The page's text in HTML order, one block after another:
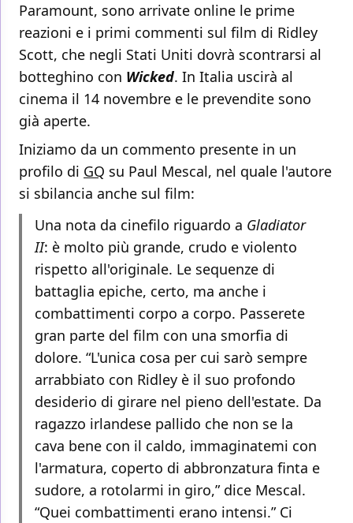
Paramount, sono arrivate online le prime
reazioni e i primi commenti sul film di Ridley
Scott, che negli Stati Uniti dovrà scontrarsi al
botteghino con Wicked. In Italia uscirà al
cinema il 14 novembre e le prevendite sono
già aperte.
Iniziamo da un commento presente in un
profilo di GQ su Paul Mescal, nel quale l'autore
si sbilancia anche sul film:
Una nota da cinefilo riguardo a Gladiator
II: è molto più grande, crudo e violento
rispetto all'originale. Le sequenze di
battaglia epiche, certo, ma anche i
combattimenti corpo a corpo. Passerete
gran parte del film con una smorfia di
dolore. “L'unica cosa per cui sarò sempre
arrabbiato con Ridley è il suo profondo
desiderio di girare nel pieno dell'estate. Da
ragazzo irlandese pallido che non se la
cava bene con il caldo, immaginatemi con
l'armatura, coperto di abbronzatura finta e
sudore, a rotolarmi in giro,” dice Mescal.
“Quei combattimenti erano intensi.” Ci